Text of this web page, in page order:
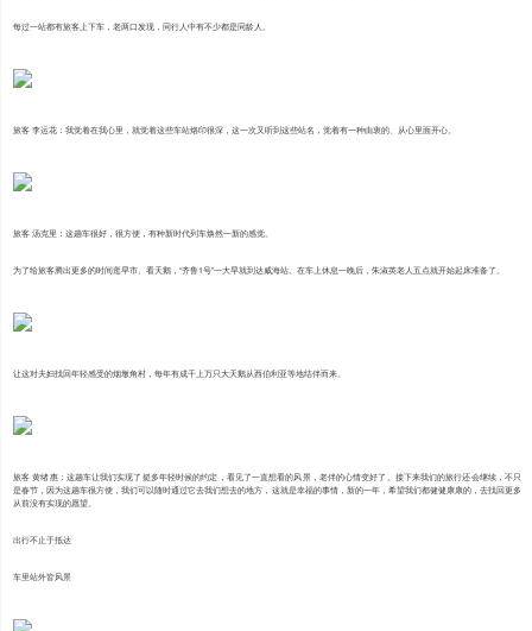
每过一站都有旅客上下车，老两口发现，同行人中有不少都是同龄人。
旅客 李运花：我觉着在我心里，就觉着这些车站烙印很深，这一次又听到这些站名，觉着有一种由衷的、从心里面开心。
旅客 汤克里：这趟车很好，很方便，有种新时代列车焕然一新的感觉。
为了给旅客腾出更多的时间逛早市、看天鹅，“齐鲁1号”一大早就到达威海站。在车上休息一晚后，朱淑英老人五点就开始起床准备了。
让这对夫妇找回年轻感受的烟墩角村，每年有成千上万只大天鹅从西伯利亚等地结伴而来。
旅客 黄绪惠：这趟车让我们实现了挺多年轻时候的约定，看见了一直想看的风景，老伴的心情变好了。接下来我们的旅行还会继续，不只
是春节，因为这趟车很方便，我们可以随时通过它去我们想去的地方，这就是幸福的事情，新的一年，希望我们都健健康康的，去找回更多
从前没有实现的愿望。
出行不止于抵达
车里站外皆风景